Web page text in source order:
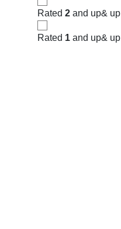
Rated 2 and up& up
Rated 1 and up& up